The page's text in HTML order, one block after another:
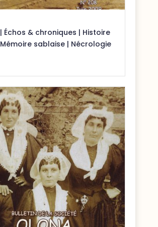
| Échos & chroniques | Histoire
Mémoire sablaise| Nécrologie